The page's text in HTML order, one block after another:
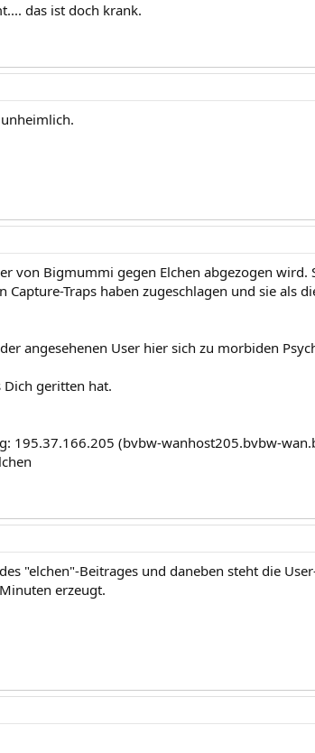
das ist doch krank.
von Bigmummi gegen Elchen abgezogen
Capture-Traps haben zugeschlagen und sie als
angesehenen User hier sich zu morbiden
geritten hat.
195.37.166.205 (bvbw-wanhost205.bvbw-
"elchen"-Beitrages und daneben steht die
erzeugt.